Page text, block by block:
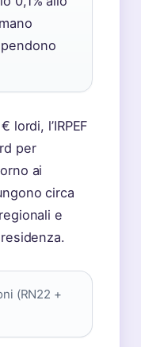
lordi, l’IRPEF
per
ai
circa
e
(RN22 +